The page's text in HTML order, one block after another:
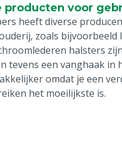
producten voor
heeft diverse
zoals
halsters
tevens een vanghaak
omdat je een
het moeilijkste is.